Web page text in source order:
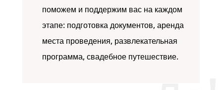
поможем и поддержим вас на каждом
этапе: подготовка документов, аренда
места проведения, развлекательная
программа, свадебное путешествие.